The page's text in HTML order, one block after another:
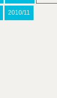
2010/11